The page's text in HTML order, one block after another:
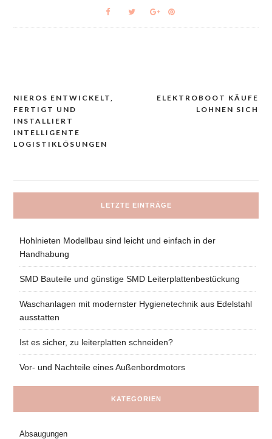
Navigacija
prispevka
NIEROS ENTWICKELT,
FERTIGT UND
INSTALLIERT
INTELLIGENTE
LOGISTIKLÖSUNGEN
ELEKTROBOOT KÄUFE
LOHNEN SICH
LETZTE EINTRÄGE
Hohlnieten Modellbau sind leicht und einfach in der
Handhabung
SMD Bauteile und günstige SMD Leiterplattenbestückung
Waschanlagen mit modernster Hygienetechnik aus Edelstahl
ausstatten
Ist es sicher, zu leiterplatten schneiden?
Vor- und Nachteile eines Außenbordmotors
KATEGORIEN
Absaugungen